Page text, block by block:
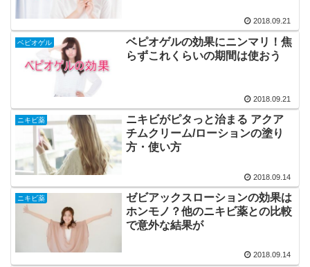
2018.09.21
ベピオゲル
ベピオゲルの効果にニンマリ！焦
らずこれくらいの期間は使おう
2018.09.21
ニキビ薬
ニキビがピタっと治まる アクア
チムクリーム/ローションの塗り
方・使い方
2018.09.14
ニキビ薬
ゼビアックスローションの効果は
ホンモノ？他のニキビ薬との比較
で意外な結果が
2018.09.14